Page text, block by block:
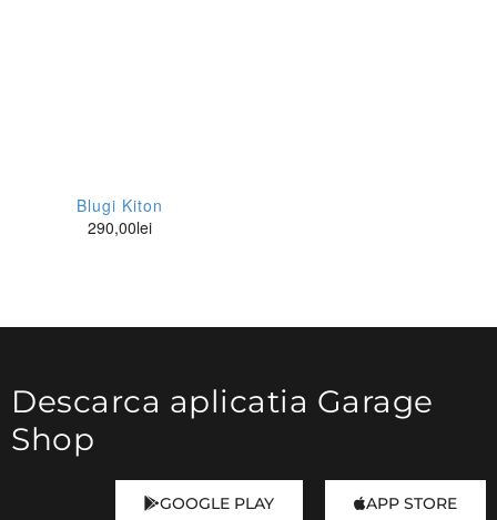
Blugi Kiton
290,00lei
Descarca aplicatia Garage
Shop
GOOGLE PLAY APP STORE